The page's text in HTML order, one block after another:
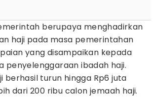
berupaya menghadirkan
haji pada masa pemerintahan
yang disampaikan kepada
penyelenggaraan ibadah haji.
berhasil turun hingga Rp6 juta
dari 200 ribu calon jemaah haji.